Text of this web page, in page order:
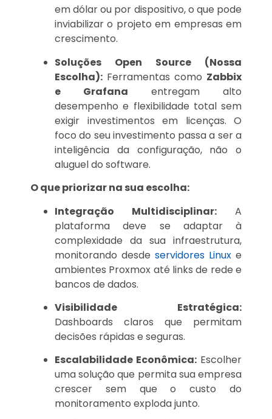
em dólar ou por dispositivo, o que pode
inviabilizar o projeto em empresas em
crescimento.
Soluções Open Source (Nossa
Escolha): Ferramentas como Zabbix
e Grafana entregam alto
desempenho e flexibilidade total sem
exigir investimentos em licenças. O
foco do seu investimento passa a ser a
inteligência da configuração, não o
aluguel do software.
O que priorizar na sua escolha:
Integração Multidisciplinar: A
plataforma deve se adaptar à
complexidade da sua infraestrutura,
monitorando desde servidores Linux e
ambientes Proxmox até links de rede e
bancos de dados.
Visibilidade Estratégica:
Dashboards claros que permitam
decisões rápidas e seguras.
Escalabilidade Econômica: Escolher
uma solução que permita sua empresa
crescer sem que o custo do
monitoramento exploda junto.